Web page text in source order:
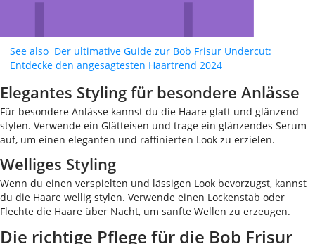
See also Der ultimative Guide zur Bob Frisur Undercut:
Entdecke den angesagtesten Haartrend 2024
Elegantes Styling für besondere Anlässe
Für besondere Anlässe kannst du die Haare glatt und glänzend
stylen. Verwende ein Glätteisen und trage ein glänzendes Serum
auf, um einen eleganten und raffinierten Look zu erzielen.
Welliges Styling
Wenn du einen verspielten und lässigen Look bevorzugst, kannst
du die Haare wellig stylen. Verwende einen Lockenstab oder
Flechte die Haare über Nacht, um sanfte Wellen zu erzeugen.
Die richtige Pflege für die Bob Frisur